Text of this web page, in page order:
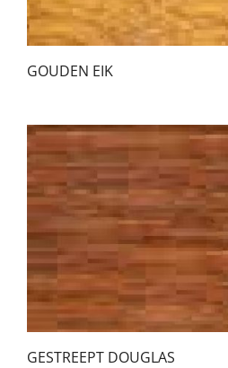
GOUDEN EIK
GESTREEPT DOUGLAS